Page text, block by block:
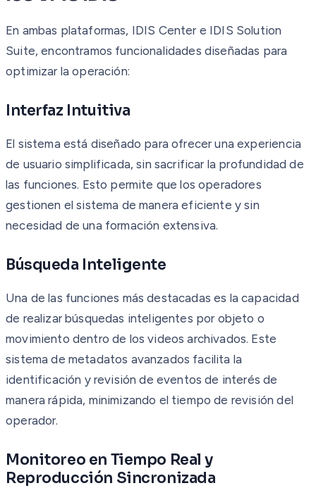
En ambas plataformas, IDIS Center e IDIS Solution
Suite, encontramos funcionalidades diseñadas para
optimizar la operación:
Interfaz Intuitiva
El sistema está diseñado para ofrecer una experiencia
de usuario simplificada, sin sacrificar la profundidad de
las funciones. Esto permite que los operadores
gestionen el sistema de manera eficiente y sin
necesidad de una formación extensiva.
Búsqueda Inteligente
Una de las funciones más destacadas es la capacidad
de realizar búsquedas inteligentes por objeto o
movimiento dentro de los videos archivados. Este
sistema de metadatos avanzados facilita la
identificación y revisión de eventos de interés de
manera rápida, minimizando el tiempo de revisión del
operador.
Monitoreo en Tiempo Real y
Reproducción Sincronizada